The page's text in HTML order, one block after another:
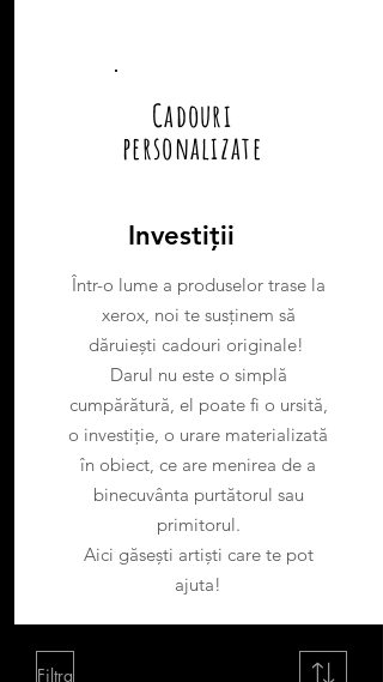
Cadouri
personalizate
Investiții
Într-o lume a produselor trase la
xerox, noi te susținem să
dăruiești cadouri originale!
Darul nu este o simplă
cumpărătură, el poate fi o ursită,
o investiție, o urare materializată
în obiect, ce are menirea de a
binecuvânta purtătorul sau
primitorul.
Aici găsești artiști care te pot
ajuta!
Filtra